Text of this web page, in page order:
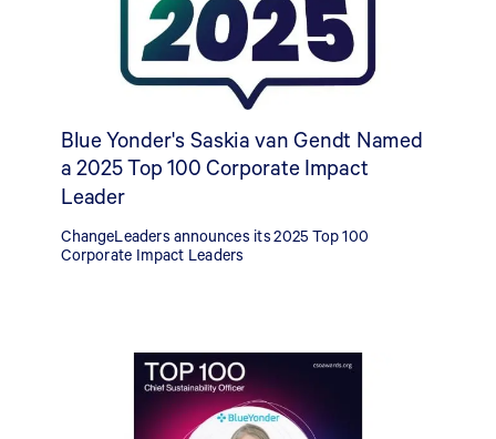
Blue Yonder's Saskia van Gendt Named
a 2025 Top 100 Corporate Impact
Leader
ChangeLeaders announces its 2025 Top 100
Corporate Impact Leaders